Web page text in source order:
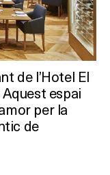
de l’Hotel El
espai
per la
de